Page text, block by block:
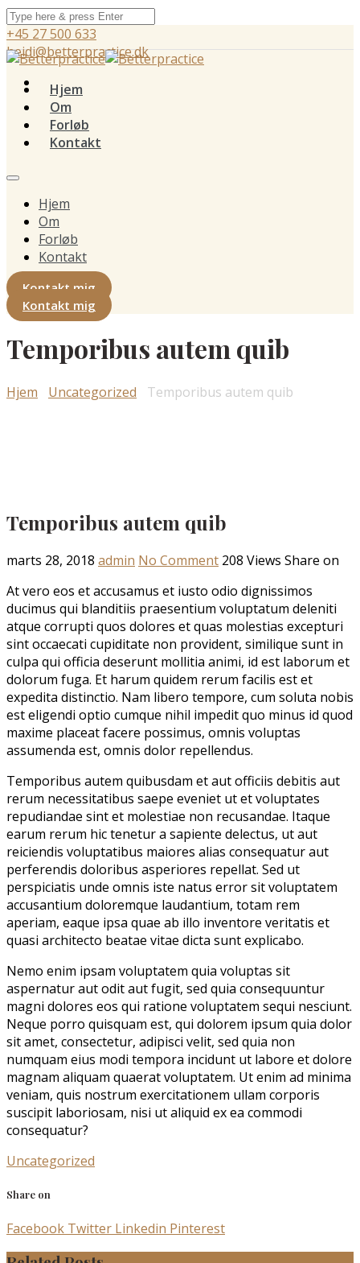
+45 27 500 633
heidi@betterpractice.dk
Hjem
Om
Forløb
Kontakt
Hjem
Om
Forløb
Kontakt
Kontakt mig
Kontakt mig
Temporibus autem quib
Hjem Uncategorized Temporibus autem quib
Temporibus autem quib
marts 28, 2018 admin No Comment 208 Views Share on
At vero eos et accusamus et iusto odio dignissimos
ducimus qui blanditiis praesentium voluptatum deleniti
atque corrupti quos dolores et quas molestias excepturi
sint occaecati cupiditate non provident, similique sunt in
culpa qui officia deserunt mollitia animi, id est laborum et
dolorum fuga. Et harum quidem rerum facilis est et
expedita distinctio. Nam libero tempore, cum soluta nobis
est eligendi optio cumque nihil impedit quo minus id quod
maxime placeat facere possimus, omnis voluptas
assumenda est, omnis dolor repellendus.
Temporibus autem quibusdam et aut officiis debitis aut
rerum necessitatibus saepe eveniet ut et voluptates
repudiandae sint et molestiae non recusandae. Itaque
earum rerum hic tenetur a sapiente delectus, ut aut
reiciendis voluptatibus maiores alias consequatur aut
perferendis doloribus asperiores repellat. Sed ut
perspiciatis unde omnis iste natus error sit voluptatem
accusantium doloremque laudantium, totam rem
aperiam, eaque ipsa quae ab illo inventore veritatis et
quasi architecto beatae vitae dicta sunt explicabo.
Nemo enim ipsam voluptatem quia voluptas sit
aspernatur aut odit aut fugit, sed quia consequuntur
magni dolores eos qui ratione voluptatem sequi nesciunt.
Neque porro quisquam est, qui dolorem ipsum quia dolor
sit amet, consectetur, adipisci velit, sed quia non
numquam eius modi tempora incidunt ut labore et dolore
magnam aliquam quaerat voluptatem. Ut enim ad minima
veniam, quis nostrum exercitationem ullam corporis
suscipit laboriosam, nisi ut aliquid ex ea commodi
consequatur?
Uncategorized
Share on
Facebook Twitter Linkedin Pinterest